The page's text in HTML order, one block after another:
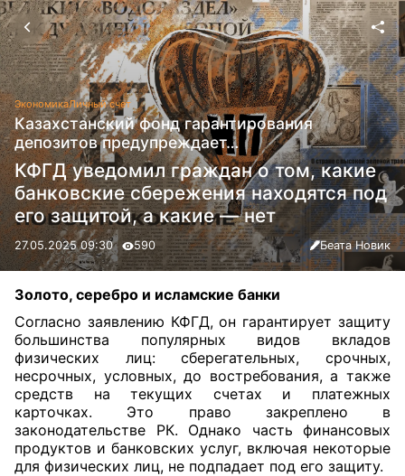
ЭкономикаЛичный счет
Казахстанский фонд гарантирования
депозитов предупреждает…
КФГД уведомил граждан о том, какие
банковские сбережения находятся под
его защитой, а какие — нет
27.05.2025 09:30 590 Беата Новик
Золото, серебро и исламские банки
Согласно заявлению КФГД, он гарантирует защиту
большинства популярных видов вкладов
физических лиц: сберегательных, срочных,
несрочных, условных, до востребования, а также
средств на текущих счетах и платежных
карточках. Это право закреплено в
законодательстве РК. Однако часть финансовых
продуктов и банковских услуг, включая некоторые
для физических лиц, не подпадает под его защиту.